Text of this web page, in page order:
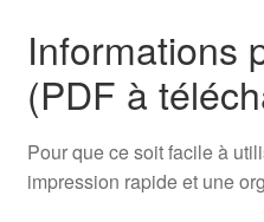
Informations
(PDF à
Pour que ce soit facile à
impression rapide et une